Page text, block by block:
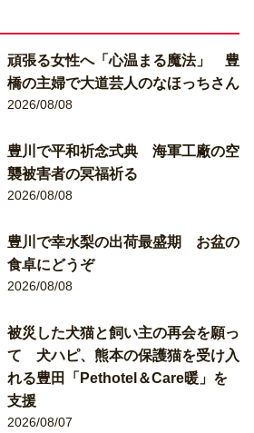
頑張る女性へ「心温まる魔法」 豊
橋の主婦で大道芸人のなほっちさん
2026/08/08
豊川で平和祈念式典 海軍工廠の空
襲被害者の冥福祈る
2026/08/08
豊川で幸水梨の出荷最盛期 お盆の
食卓にどうぞ
2026/08/08
被災した犬猫と飼い主の再会を願っ
て 犬ハピ、熊本の保護猫を受け入
れる豊田「Pethotel＆Care暖」を
支援
2026/08/07